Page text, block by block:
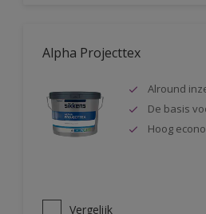
Alpha Projecttex
Alround
De basis
Hoog
Vergelijk